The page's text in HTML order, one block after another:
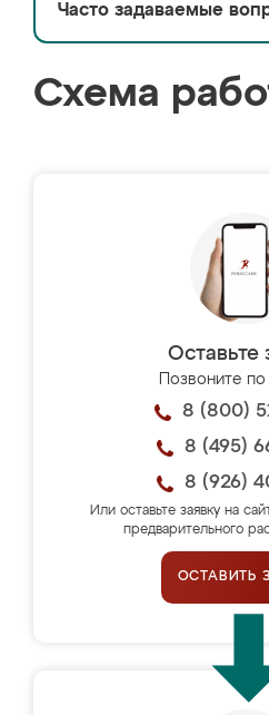
Часто задаваемые
Схема
Оставьте
Позвоните
8 (800)
8 (495)
8 (926)
Или оставьте заявку на
предварительного
ОСТАВИТЬ